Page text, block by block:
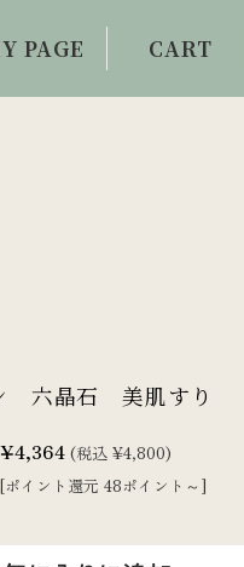
PAGE CART
六晶石 美肌すり
¥4,364 (税込 ¥4,800)
[ポイント還元 48ポイント～]